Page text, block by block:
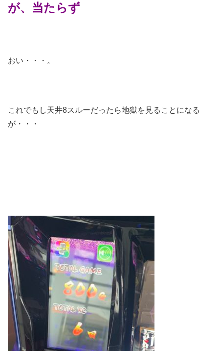
が、当たらず
おい・・・。
これでもし天井8スルーだったら地獄を見ることになる
が・・・